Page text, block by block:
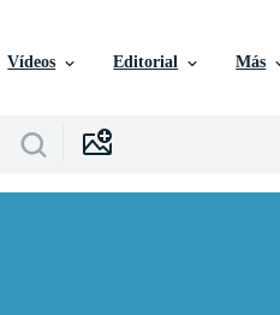
Vídeos Editorial Más